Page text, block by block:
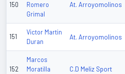
150
Romero
Grimal
At. Arroyomolinos
151
Victor Martin
Duran
At. Arroyomolinos
152
Marcos
Moratilla
C.D Meliz Sport